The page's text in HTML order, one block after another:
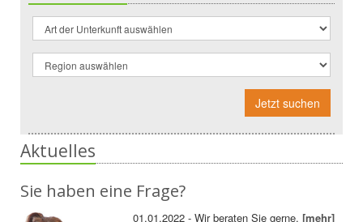
Jetzt suchen
Aktuelles
Sie haben eine Frage?
01.01.2022 - Wir beraten Sie gerne.[mehr]